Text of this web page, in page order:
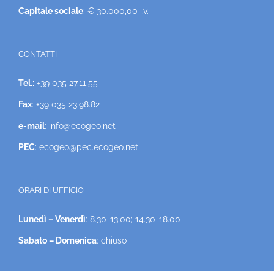
Capitale sociale: € 30.000,00 i.v.
CONTATTI
Tel.: +39 035 27.11.55
Fax: +39 035 23.98.82
e-mail: info@ecogeo.net
PEC: ecogeo@pec.ecogeo.net
ORARI DI UFFICIO
Lunedì – Venerdì: 8.30-13.00; 14.30-18.00
Sabato – Domenica: chiuso